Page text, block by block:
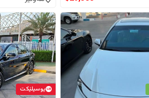
يوسیلێكت